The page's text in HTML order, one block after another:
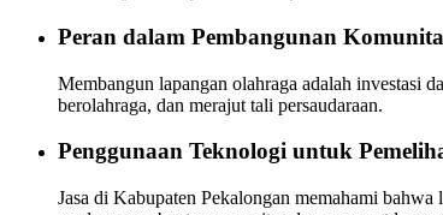
Peran dalam Pembangunan
Membangun lapangan olahraga adalah investasi
berolahraga, dan merajut tali persaudaraan.
Penggunaan Teknologi untuk
Jasa di Kabupaten Pekalongan memahami